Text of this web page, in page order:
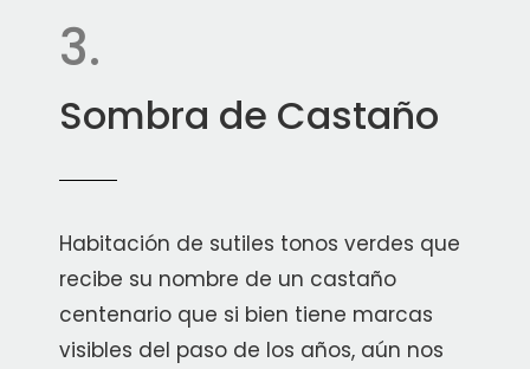
3.
Sombra de Castaño
Habitación de sutiles tonos verdes que
recibe su nombre de un castaño
centenario que si bien tiene marcas
visibles del paso de los años, aún nos